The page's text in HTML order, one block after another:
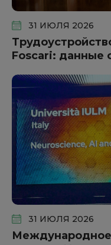
31 ИЮЛЯ 2026
Foscari: данные
31 ИЮЛЯ 2026
Международное